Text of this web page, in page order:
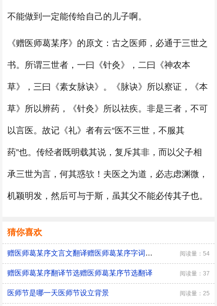
不能做到一定能传给自己的儿子啊。
《赠医师葛某序》的原文：古之医师，必通于三世之
书。所谓三世者，一曰《针灸》，二曰《神农本
草》，三曰《素女脉诀》。《脉诀》所以察证，《本
草》所以辨药，《针灸》所以祛疾。非是三者，不可
以言医。故记《礼》者有云“医不三世，不服其
药”也。传经者既明载其说，复斥其非，而以父子相
承三世为言，何其惑欤！夫医之为道，必志虑渊微，
机颖明发，然后可与于斯，虽其父不能必传其子也。
猜你喜欢
赠医师葛某序文言文翻译赠医师葛某序字词翻译 阅读量：54
赠医师葛某序翻译节选赠医师葛某序节选翻译 阅读量：37
医师节是哪一天医师节设立背景 阅读量：25